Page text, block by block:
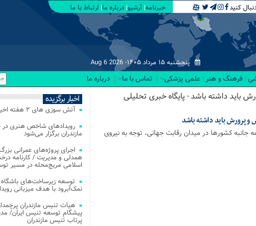
کنید خبرنامه آرشیو درباره ما ارتباط با ما
پنجشنبه ۱۵ مرداد ۱۴۰۵- Aug 6 2026
فرهنگ و هنر علمی پزشکی تماس با ما درباره ما
و پرورش باید داشته باشد - پایگاه خبری تحلیلی
کشورها در میدان رقابت جهانی، توجه به نیروی
اخبار برگزیده
آتش‌ سوزی‌ های ۲ هفته اخیر میانکاله عمدی بود
مازندران برگزار می‌شود
اجرای پروژه‌های عمرانی
همدلی و مدیریت / کارنامه
اسلامی مریج‌محله در مسیر
توسعه زیرساخت‌های
نمک‌آبرود با هدف میزبانی
هیات تنیس مازندران
پیشگام توسعه تنیس ایران/
پرتاب تنیس مازندران